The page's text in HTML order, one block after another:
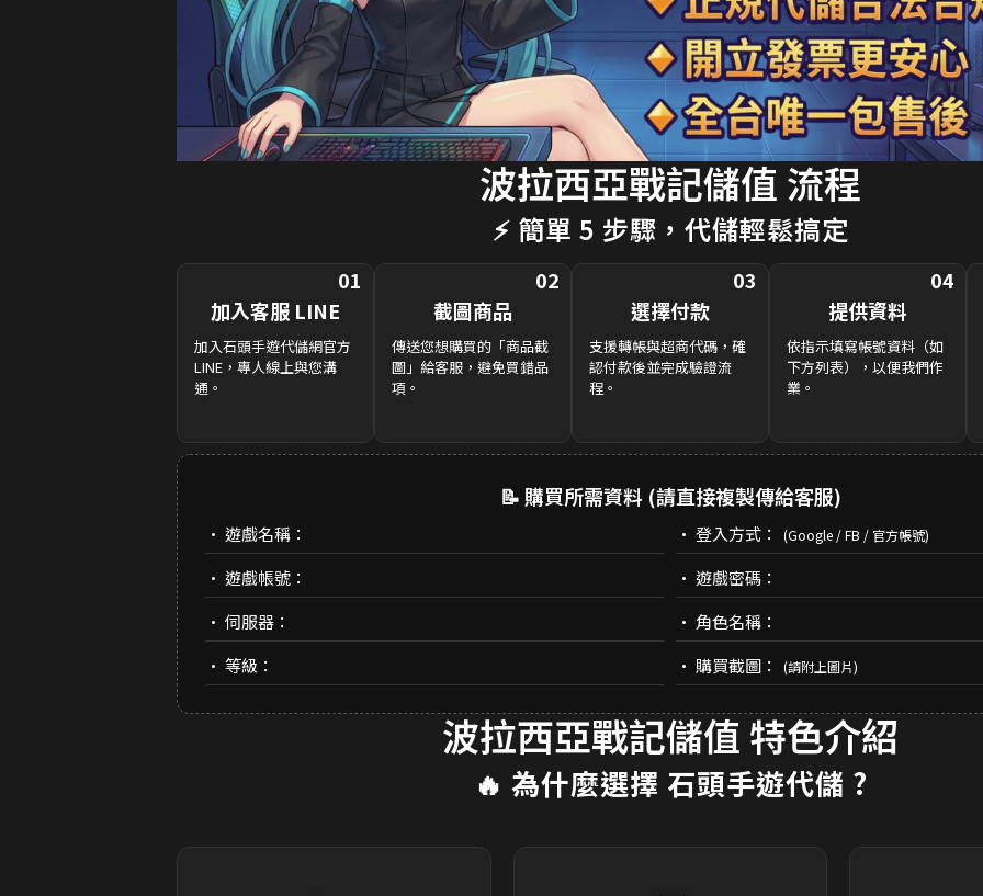
波拉西亞戰記儲值 流程
⚡ 簡單 5 步驟，代儲輕鬆搞定
01
加入客服 LINE
加入石頭手遊代儲網官方
LINE，專人線上與您溝
通。
02
截圖商品
傳送您想購買的「商品截
圖」給客服，避免買錯品
項。
03
選擇付款
支援轉帳與超商代碼，確
認付款後並完成驗證流
程。
04
提供資料
依指示填寫帳號資料（如
下方列表），以便我們作
業。
📝 購買所需資料 (請直接複製傳給客服)
• 遊戲名稱： • 登入方式： (Google / FB / 官方帳號)
• 遊戲帳號：
• 遊戲密碼：
• 伺服器：
• 角色名稱：
• 等級：
• 購買截圖： (請附上圖片)
波拉西亞戰記儲值 特色介紹
🔥 為什麼選擇 石頭手遊代儲 ?